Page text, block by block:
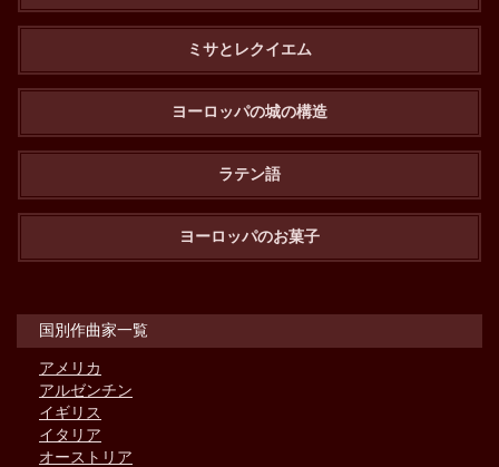
ミサとレクイエム
ヨーロッパの城の構造
ラテン語
ヨーロッパのお菓子
国別作曲家一覧
アメリカ
アルゼンチン
イギリス
イタリア
オーストリア